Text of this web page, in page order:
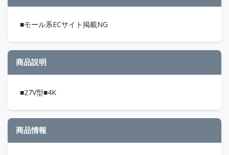
■モール系ECサイト掲載NG
商品説明
■27V型■4K
商品情報